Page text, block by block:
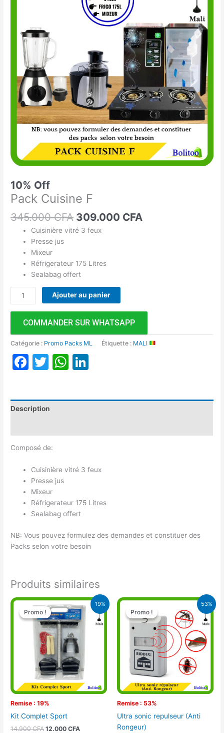
10% Off
Pack Cuisine F
345.000CFA
345.000 CFA.
309.000 CFA
309.000 CFA.
Cuisinière vitré 3 feux
Presse jus
Mixeur
Réfrigerateur 175 Litres
Sealabag offert
Ajouter au panier
COMMANDER SUR WHATSAPP
Catégorie : Promo Packs ML Étiquette : MALI
Facebook
TwitterWhatsApp
Description
Composé de:
Cuisinière vitré 3 feux
Presse jus
Mixeur
Réfrigerateur 175 Litres
Sealabag offert
NB: Vous pouvez formulez des demandes et constituer des
Packs selon votre besoin
Produits similaires
19%
Promo !
Remise : 19%
Promo !
Kit Complet Sport
14.900CFA
Le
prix
initial
était :
14.900 CFA.
12.000CFA
Le
prix
actuel
est :
53%
Promo !
Remise : 53%
Promo !
Ultra sonic repulseur (Anti
Rongeur)
Le
prix
initial
était :
15.000 CFA.
Le
prix
actuel
est :
7.000 CFA.